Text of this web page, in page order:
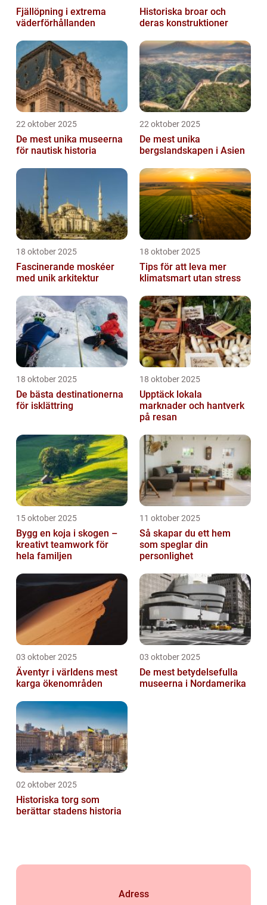
Fjällöpning i extrema
väderförhållanden
Historiska broar och
deras konstruktioner
22 oktober 2025
De mest unika museerna
för nautisk historia
22 oktober 2025
De mest unika
bergslandskapen i Asien
18 oktober 2025
Fascinerande moskéer
med unik arkitektur
18 oktober 2025
Tips för att leva mer
klimatsmart utan stress
18 oktober 2025
De bästa destinationerna
för isklättring
18 oktober 2025
Upptäck lokala
marknader och hantverk
på resan
15 oktober 2025
Bygg en koja i skogen –
kreativt teamwork för
hela familjen
11 oktober 2025
Så skapar du ett hem
som speglar din
personlighet
03 oktober 2025
Äventyr i världens mest
karga ökenområden
03 oktober 2025
De mest betydelsefulla
museerna i Nordamerika
02 oktober 2025
Historiska torg som
berättar stadens historia
Adress